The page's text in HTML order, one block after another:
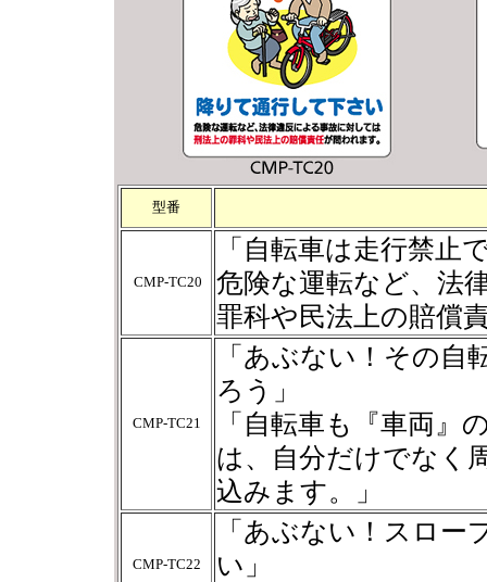
型番
CMP-TC20
「自転車は走行禁止
危険な運転など、法
罪科や民法上の賠償
CMP-TC21
「あぶない！その
ろう」
「自転車も『車両』
は、自分だけでなく
込みます。」
CMP-TC22
「あぶない！スロ
い」